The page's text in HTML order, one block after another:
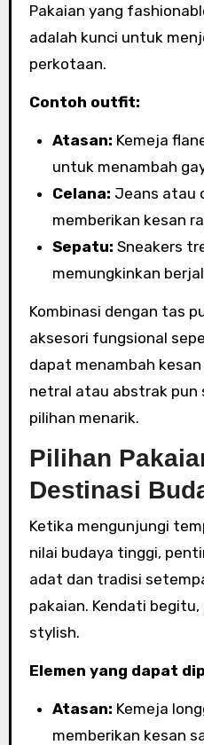
Pakaian yang
adalah kunci untuk
perkotaan.
Contoh outfit:
Atasan: Kemeja
untuk menambah
Celana: Jeans atau
memberikan kesan
Sepatu: Sneakers
memungkinkan
Kombinasi dengan tas
aksesori fungsional
dapat menambah
netral atau abstrak pun
pilihan menarik.
Pilihan
Destinasi
Ketika mengunjungi
nilai budaya tinggi,
adat dan tradisi
pakaian. Kendati
stylish.
Elemen yang dapat
Atasan: Kemeja
memberikan kesan